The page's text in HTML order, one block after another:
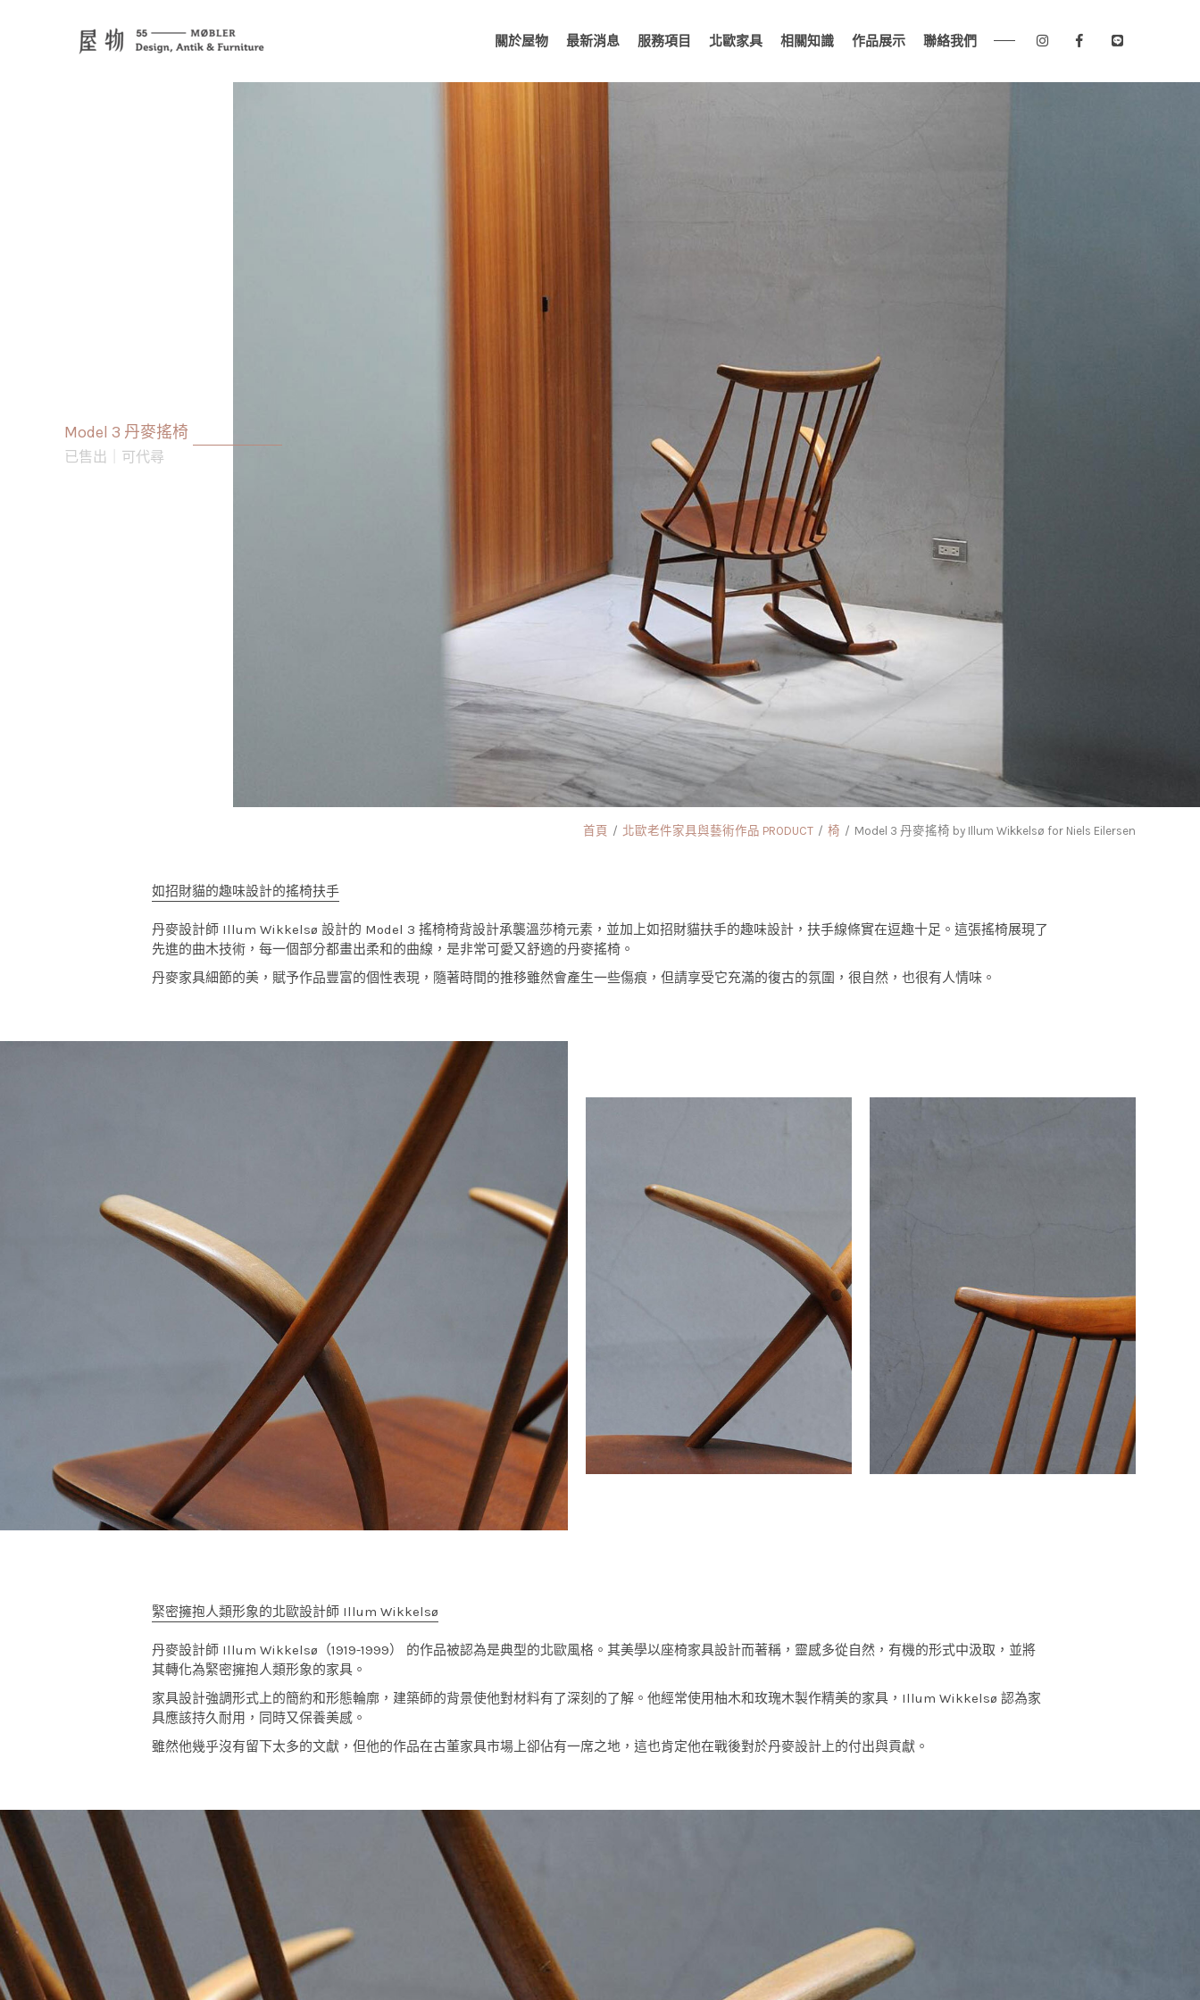
關於屋物 最新消息 服務項目 北歐家具 相關知識 作品展示 聯絡我們
Model 3 丹麥搖椅
已售出｜可代尋
首頁 北歐老件家具與藝術作品 PRODUCT 椅 Model 3 丹麥搖椅 by Illum Wikkelsø for Niels Eilersen
如招財貓的趣味設計的搖椅扶手
丹麥設計師 Illum Wikkelsø 設計的 Model 3 搖椅椅背設計承襲溫莎椅元素，並加上如招財貓扶手的趣味設計，扶手線條實在逗趣十足。這張搖椅展現了
先進的曲木技術，每一個部分都畫出柔和的曲線，是非常可愛又舒適的丹麥搖椅。
丹麥家具細節的美，賦予作品豐富的個性表現，隨著時間的推移雖然會產生一些傷痕，但請享受它充滿的復古的氛圍，很自然，也很有人情味。
緊密擁抱人類形象的北歐設計師 Illum Wikkelsø
丹麥設計師 Illum Wikkelsø（1919-1999） 的作品被認為是典型的北歐風格。其美學以座椅家具設計而著稱，靈感多從自然，有機的形式中汲取，並將
其轉化為緊密擁抱人類形象的家具。
家具設計強調形式上的簡約和形態輪廓，建築師的背景使他對材料有了深刻的了解。他經常使用柚木和玫瑰木製作精美的家具，Illum Wikkelsø 認為家
具應該持久耐用，同時又保養美感。
雖然他幾乎沒有留下太多的文獻，但他的作品在古董家具市場上卻佔有一席之地，這也肯定他在戰後對於丹麥設計上的付出與貢獻。